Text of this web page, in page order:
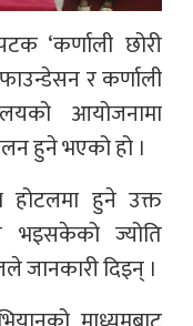
‘कर्णाली छोरी
र कर्णाली
आयोजनामा
हुने भएको हो ।
होटलमा हुने उक्त
भइसकेको ज्योति
जानकारी दिइन् ।